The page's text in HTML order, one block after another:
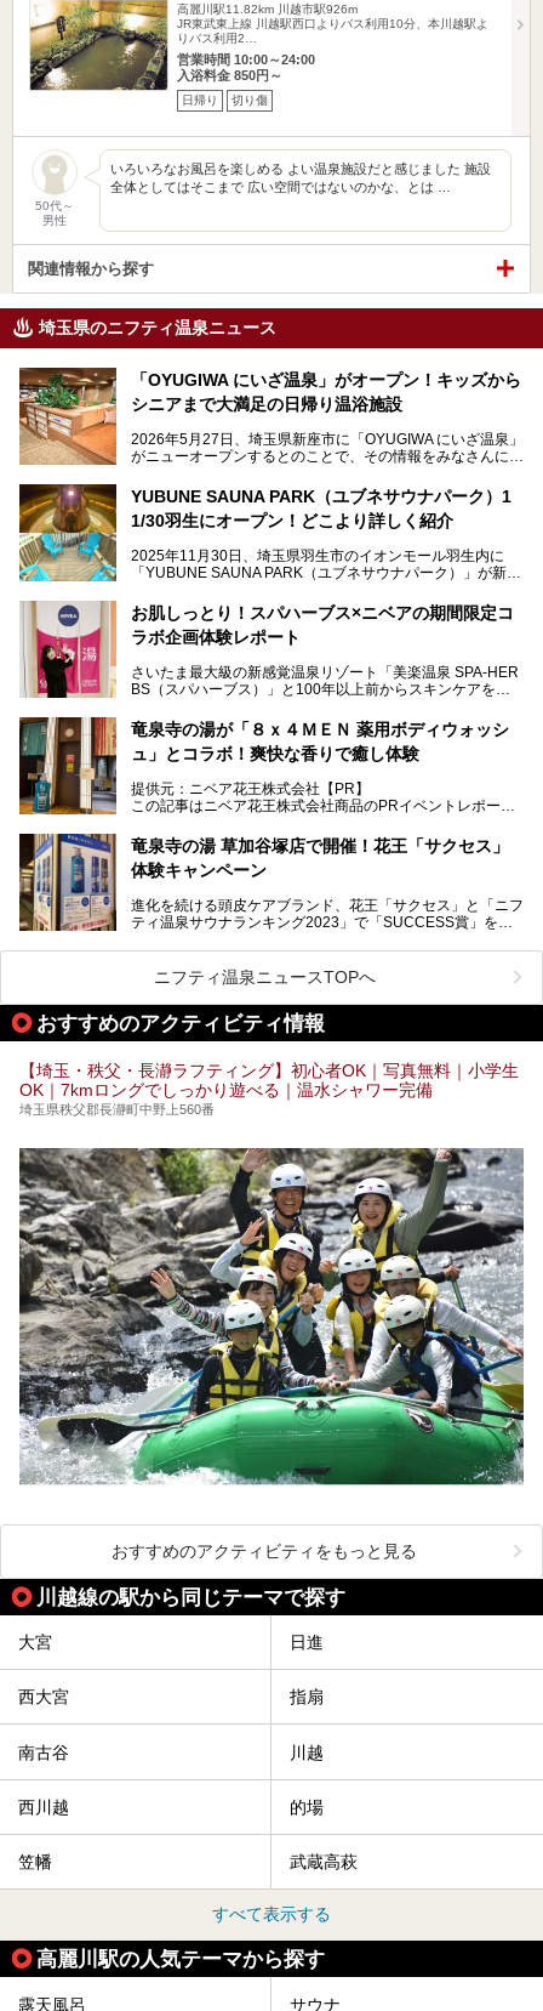
高麗川駅11.82km
川越市駅926m
JR東武東上線 川越駅西口よりバス利用10分、本川越駅よ
りバス利用2…
営業時間 10:00～24:00
入浴料金 850円～
日帰り 切り傷
50代～
男性
いろいろなお風呂を楽しめる よい温泉施設だと感じました 施設
全体としてはそこまで 広い空間ではないのかな、とは …
関連情報から探す
埼玉県のニフティ温泉ニュース
「OYUGIWA にいざ温泉」がオープン！キッズから
シニアまで大満足の日帰り温浴施設
2026年5月27日、埼玉県新座市に「OYUGIWA にいざ温泉」
がニューオープンするとのことで、その情報をみなさんにい
メインとなる黒湯の天然温泉や本格的なサウナをはじめ、4
種類のリラックスルームやお食事処、他施設とは一線を画す
てきました！
YUBUNE SAUNA PARK（ユブネサウナパーク）1
1/30羽生にオープン！どこより詳しく紹介
2025年11月30日、埼玉県羽生市のイオンモール羽生内に
「YUBUNE SAUNA PARK（ユブネサウナパーク）」が新規
今年の4月1日から楽久屋グループの一員となった「湯舞音
（ユブネ）」が新ブランド「YUBUNE SAUNA PARK」を立
湯舞音らしいサウナにこだわった遊び心満点の"銭湯×屋外サ
ウナ"施設で、男女別のお風呂のほか、水着やサウナ着で楽
ど、ユニークなポイントがいっぱい！
オープン前取材に行ってきましたので、早速どこより詳しく
紹介しちゃいます！
お肌しっとり！スパハーブス×ニベアの期間限定コ
ラボ企画体験レポート
さいたま最大級の新感覚温泉リゾート「美楽温泉 SPA-HER
BS（スパハーブス）」と100年以上前からスキンケアを考
読者モデルやインスタグラマーとして活躍している、美容＆
スパ大好きの畑瀬愛さんと取材してきました。
提供元：ニベア花王株式会社【PR】
この記事はニベア花王株式会社商品のPRイベントレポート
竜泉寺の湯が「８ｘ４ＭＥＮ 薬用ボディウォッシ
ュ」とコラボ！爽快な香りで癒し体験
提供元：ニベア花王株式会社【PR】
この記事はニベア花王株式会社商品のPRイベントレポート
ーーー
注目のボディウォッシュアイテム「８ｘ４ＭＥＮ 薬用ボデ
全国総合2位にランクインした人気温浴施設「竜泉寺の湯 草
加谷塚店」がコラボイベントを期間限定で開催中ということ
気になるその内容をチェックしてきました！
竜泉寺の湯 草加谷塚店で開催！花王「サクセス」
体験キャンペーン
進化を続ける頭皮ケアブランド、花王「サクセス」と「ニフ
ティ温泉サウナランキング2023」で「SUCCESS賞」を獲
ベントを開催。
早速訪問し、気になるその内容を取材してきました！
───
提供元：花王株式会社【PR】
す。
ニフティ温泉ニュースTOPへ
おすすめのアクティビティ情報
【埼玉・秩父・長瀞ラフティング】初心者OK｜写真無料｜小学生
OK｜7kmロングでしっかり遊べる｜温水シャワー完備
埼玉県秩父郡長瀞町中野上560番
おすすめのアクティビティをもっと見る
川越線の駅から同じテーマで探す
大宮 日進
西大宮 指扇
南古谷 川越
西川越 的場
笠幡 武蔵高萩
すべて表示する
高麗川駅の人気テーマから探す
露天風呂 サウナ